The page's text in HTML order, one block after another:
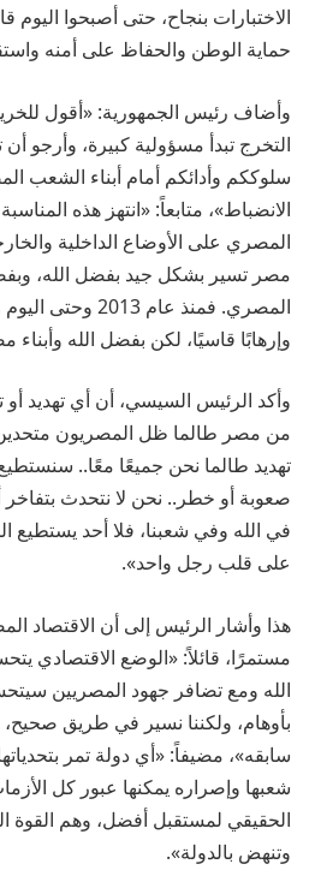
الاختبارات بنجاح، حتى أصبحوا
حماية الوطن والحفاظ على أمنه
وأضاف رئيس الجمهورية: «أقول
التخرج تبدأ مسؤولية كبيرة، وأرجو
سلوككم وأدائكم أمام أبناء الشعب
الانضباط»، متابعاً: «انتهز هذه
المصري على الأوضاع الداخلية
مصر تسير بشكل جيد بفضل الله،
المصري. فمنذ عام
وإرهابًا قاسيًا، لكن بفضل الله وأبناء
وأكد الرئيس السيسي، أن أي تهديد
من مصر طالما ظل المصريون متحدين،
تهديد طالما نحن جميعًا معًا..
صعوبة أو خطر.. نحن لا نتحدث بتفاخر
في الله وفي شعبنا، فلا أحد
على قلب رجل واحد».
هذا وأشار الرئيس إلى أن الاقتصاد
مستمرًا، قائلاً: «الوضع الاقتصادي
الله ومع تضافر جهود المصريين
بأوهام، ولكننا نسير في طريق
سابقه»، مضيفاً: «أي دولة تمر
شعبها وإصراره يمكنها عبور كل
الحقيقي لمستقبل أفضل، وهم القوة
وتنهض بالدولة».